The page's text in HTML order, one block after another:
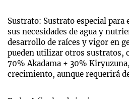
Sustrato: Sustrato especial para
sus necesidades de agua y
desarrollo de raíces y vigor en
pueden utilizar otros sustratos,
70% Akadama + 30%
crecimiento, aunque requerirá